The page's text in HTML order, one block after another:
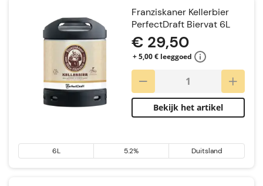
Franziskaner Kellerbier
PerfectDraft Biervat 6L
€ 29,50
+ 5,00 € leeggoed
Bekijk het artikel
6L 5.2% Duitsland